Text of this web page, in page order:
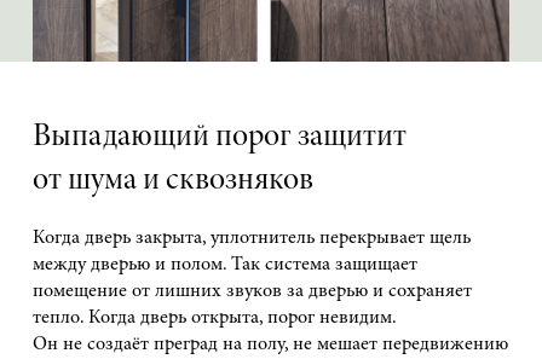
Выпадающий порог защитит
от шума и сквозняков
Когда дверь закрыта, уплотнитель перекрывает щель
между дверью и полом. Так система защищает
помещение от лишних звуков за дверью и сохраняет
тепло. Когда дверь открыта, порог невидим.
Он не создаёт преград на полу, не мешает передвижению